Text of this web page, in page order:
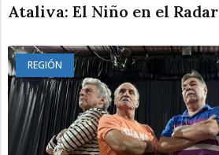
Ataliva: El Niño en el Radar
REGIÓN